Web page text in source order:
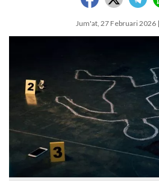
Jum'at, 27 Februari 2026